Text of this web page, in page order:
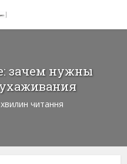
зачем нужны
читання